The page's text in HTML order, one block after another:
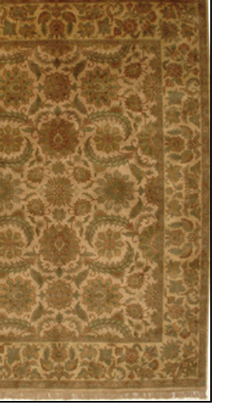
Fenster)
für Bilder in höherer Auflösung